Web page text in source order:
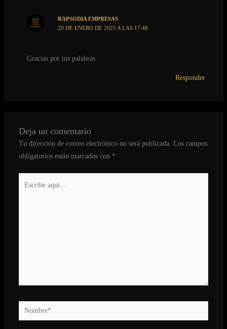
RAPSODIA EMPRESAS
20 DE ENERO DE 2025 A LAS 17:48
Gracias por tus palabras
Responder
Deja un comentario
Tu dirección de correo electrónico no será publicada. Los campos
obligatorios están marcados con *
Nombre*